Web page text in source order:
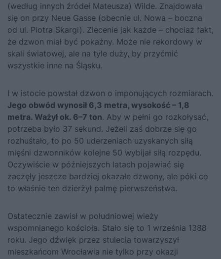
(według innych źródeł Mateusza) Wilde. Znajdowała
się on przy Neue Gasse (obecnie ul. Nowa – boczna
od ul. Piotra Skargi). Zlecenie jak każde – chociaż fakt,
że dzwon miał być pokaźny. Może nie rekordowy w
skali światowej, ale na tyle duży, by przyćmić
wszystkie inne na Śląsku.
I w istocie powstał dzwon o imponujących rozmiarach.
Jego obwód wynosił 6,3 metra, wysokość – 1,8
metra. Ważył ok. 6–7 ton. Aby w pełni go rozkołysać,
potrzeba było 37 sekund. Jeżeli zaś dobrze się go
rozhuśtało, to po 50 uderzeniach uzyskanych siłą
mięśni dzwonników kolejne 50 wybijał siłą rozpędu.
Oczywiście w późniejszych latach pojawiać się
zaczęły jeszcze bardziej okazałe dzwony, ale póki co
to właśnie ten dzierżył palmę pierwszeństwa.
Ostatecznie zawisł w południowej wieży
wspomnianego kościoła. Stało się to 1 września 1388
roku. Jego dźwięk przez stulecia towarzyszył
mieszkańcom Wrocławia nie tylko przy okazji